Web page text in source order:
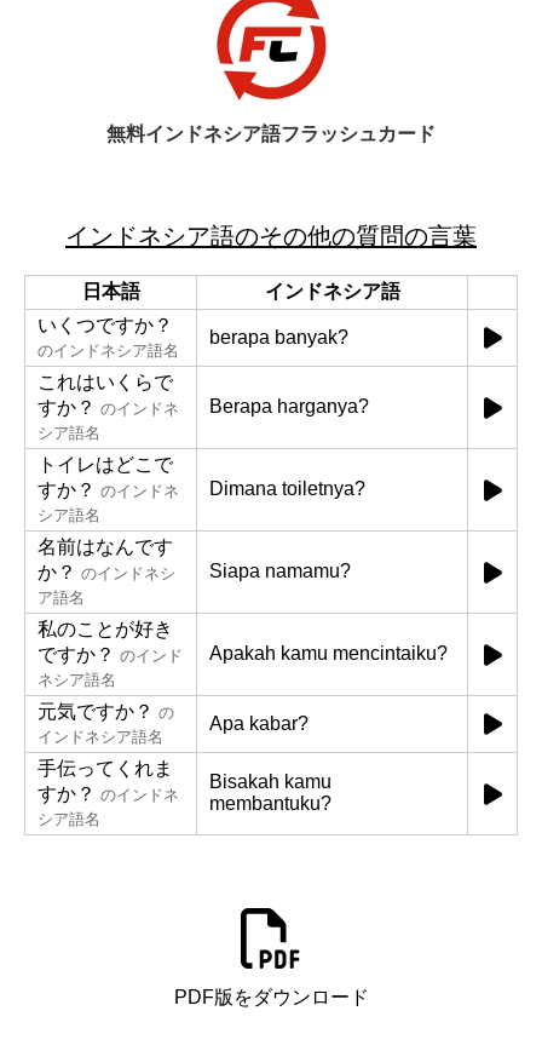
無料インドネシア語フラッシュカード
インドネシア語のその他の質問の言葉
日本語
インドネシア語
いくつですか？
のインドネシア語名
berapa banyak?
これはいくらで
すか？ のインドネ
シア語名
Berapa harganya?
トイレはどこで
すか？ のインドネ
シア語名
Dimana toiletnya?
名前はなんです
か？ のインドネシ
ア語名
Siapa namamu?
私のことが好き
ですか？ のインド
ネシア語名
Apakah kamu mencintaiku?
元気ですか？ の
インドネシア語名
Apa kabar?
手伝ってくれま
すか？ のインドネ
シア語名
Bisakah kamu
membantuku?
PDF版をダウンロード